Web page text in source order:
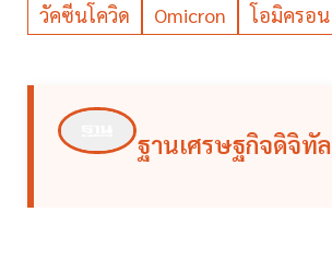
วัคซีนโควิด
Omicron โอมิครอน
ฐานเศรษฐกิจดิจิทัล